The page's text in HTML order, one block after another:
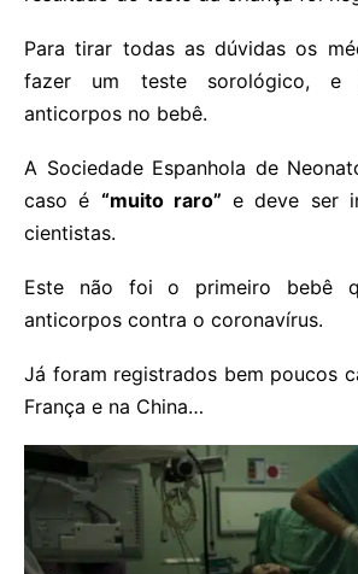
Para tirar todas as dúvidas os
fazer um teste sorológico, e
anticorpos no bebê.
A Sociedade Espanhola de
caso é “muito raro” e deve ser
cientistas.
Este não foi o primeiro bebê
anticorpos contra o coronavírus.
Já foram registrados bem poucos
França e na China…